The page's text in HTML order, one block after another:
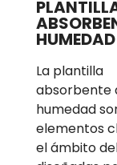
HUMEDAD
La plantilla
absorbente
humedad
elementos
el ámbito